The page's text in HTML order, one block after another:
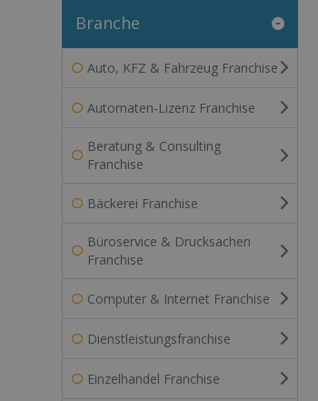
Branche
Auto, KFZ & Fahrzeug Franchise
Automaten-Lizenz Franchise
Beratung & Consulting
Franchise
Bäckerei Franchise
Büroservice & Drucksachen
Franchise
Computer & Internet Franchise
Dienstleistungsfranchise
Einzelhandel Franchise